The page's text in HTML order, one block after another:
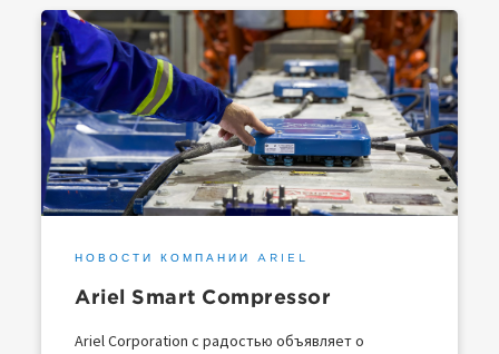
НОВОСТИ КОМПАНИИ ARIEL
Ariel Smart Compressor
Ariel Corporation с радостью объявляет о